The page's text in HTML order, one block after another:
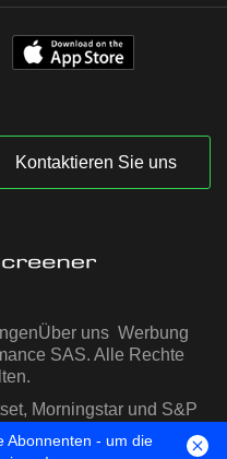
Kontaktieren Sie uns
Über uns Werbung
SAS. Alle Rechte
Morningstar und S&P
gestellt
Abonnenten - um die